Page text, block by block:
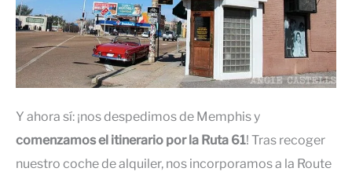
Y ahora sí: ¡nos despedimos de Memphis y
comenzamos el itinerario por la Ruta 61! Tras recoger
nuestro coche de alquiler, nos incorporamos a la Route